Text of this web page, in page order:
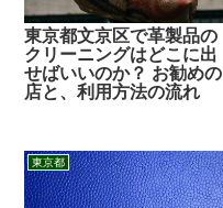
東京都文京区で革製品の
クリーニングはどこに出
せばいいのか？ お勧めの
店と、利用方法の流れ
東京都